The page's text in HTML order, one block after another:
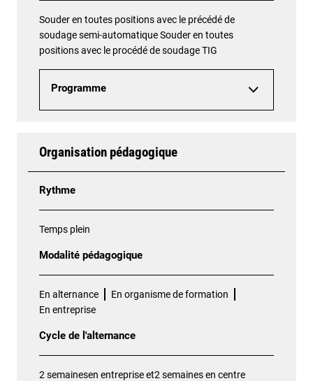
Souder en toutes positions avec le précédé de
soudage semi-automatique Souder en toutes
positions avec le procédé de soudage TIG
Programme
Organisation pédagogique
Rythme
Temps plein
Modalité pédagogique
En alternance
En organisme de formation
En entreprise
Cycle de l'alternance
2 semainesen entreprise et2 semaines en centre